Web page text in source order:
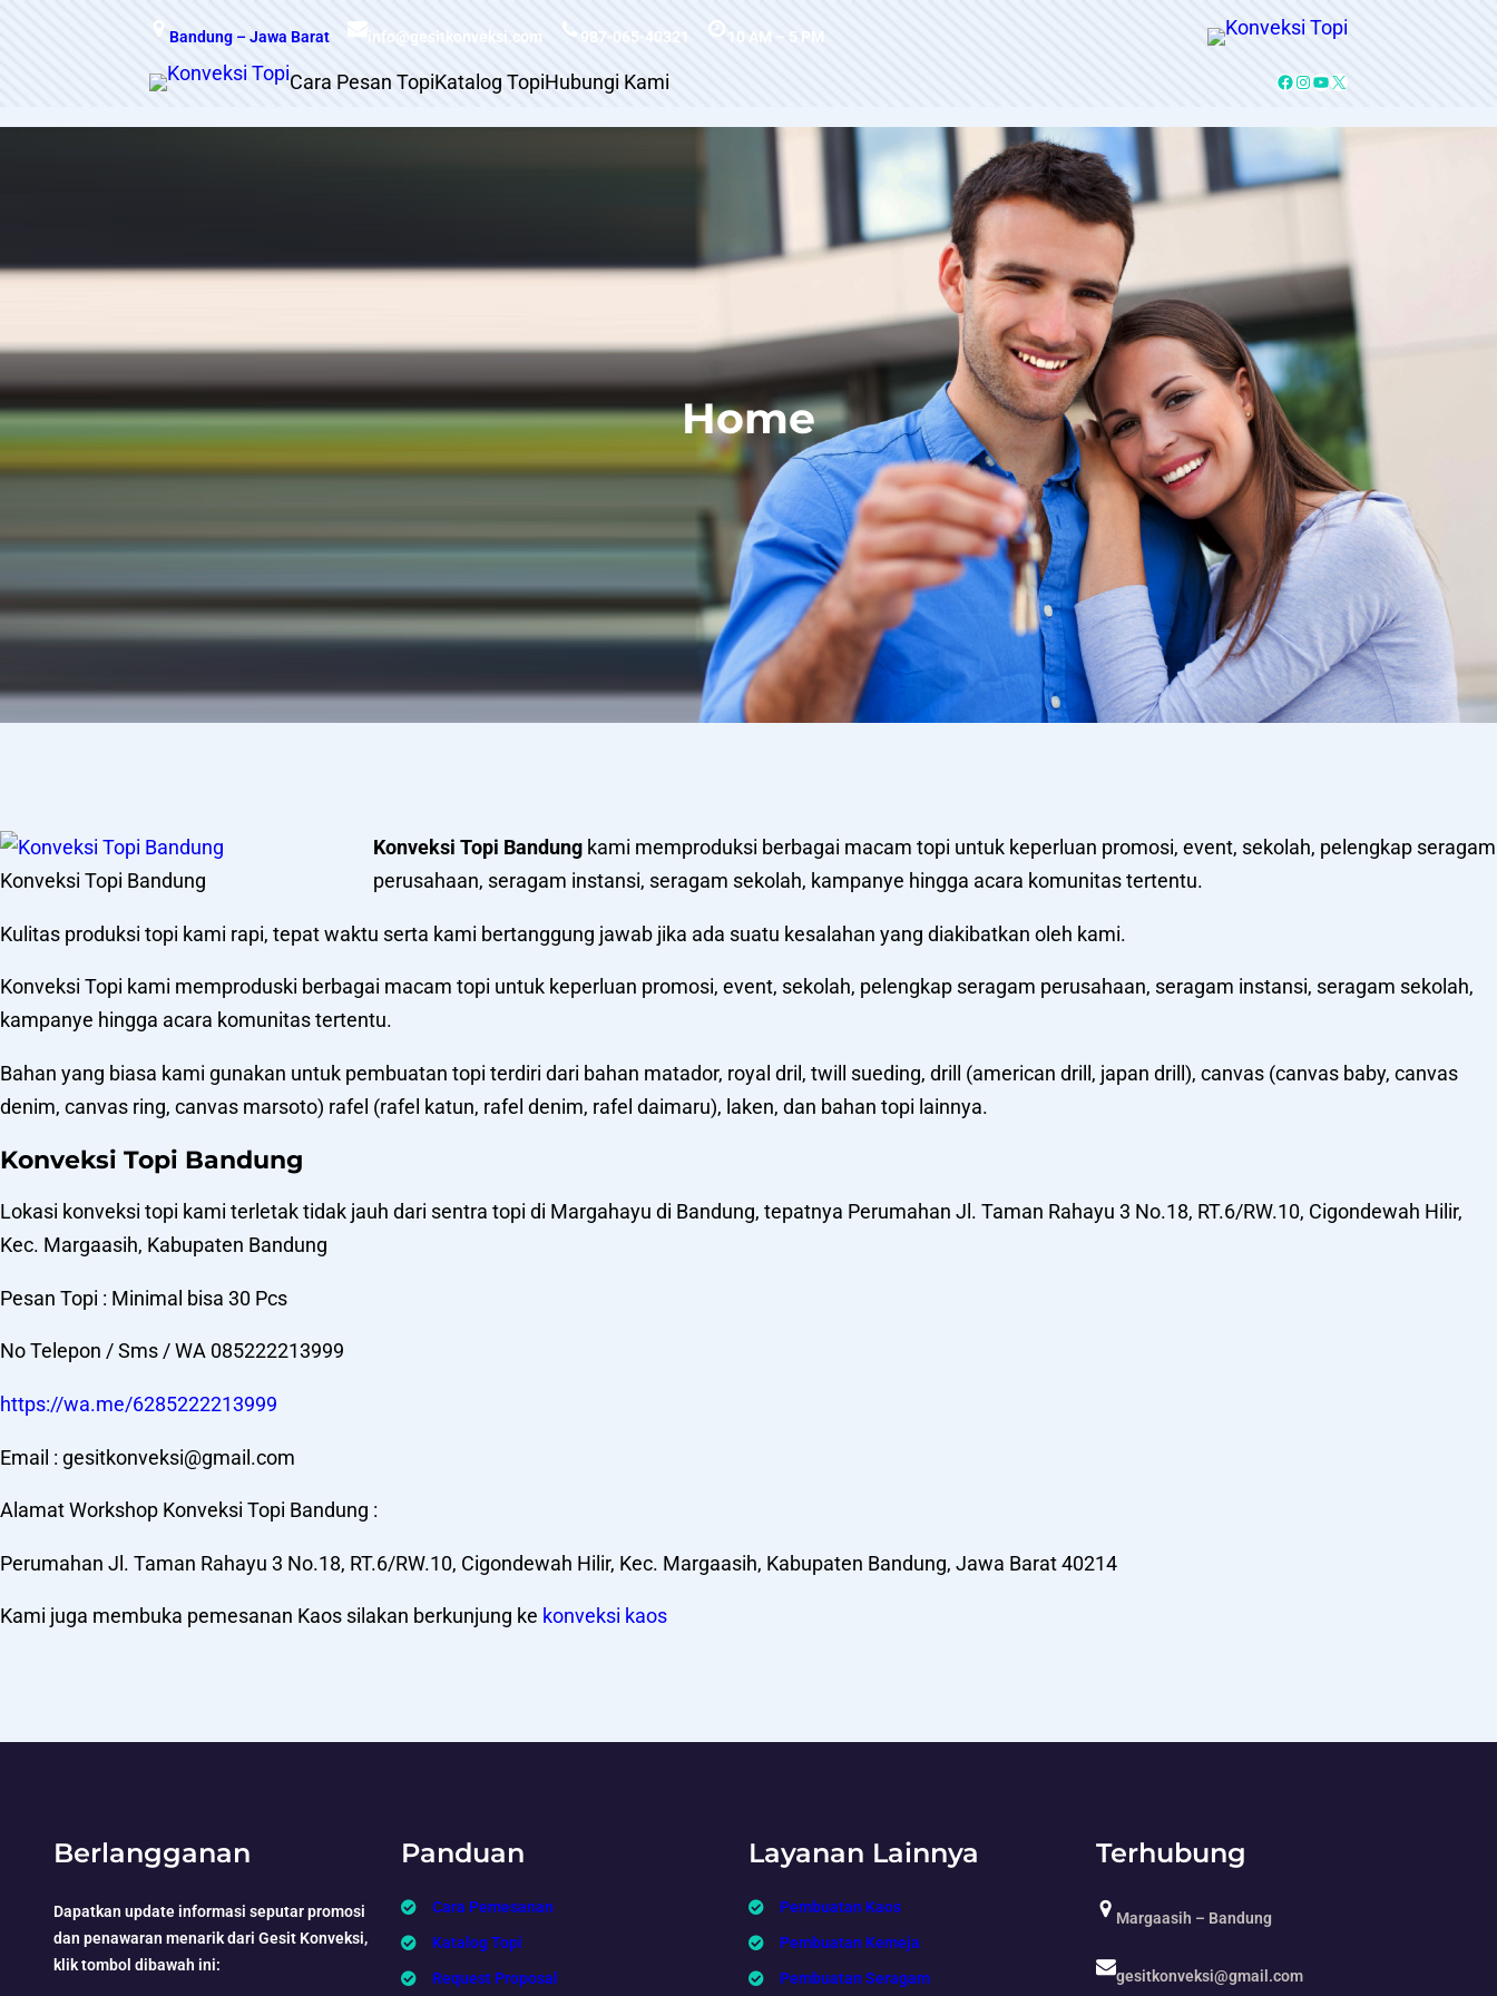
Bandung – Jawa Barat info@gesitkonveksi.com 987-065-40321 10 AM – 5 PM
Cara Pesan Topi Katalog Topi Hubungi Kami Facebook
Instagram
YouTube
X
Home
Konveksi Topi Bandung
Konveksi Topi Bandung kami memproduksi berbagai macam topi untuk keperluan promosi, event, sekolah, pelengkap seragam
perusahaan, seragam instansi, seragam sekolah, kampanye hingga acara komunitas tertentu.
Kulitas produksi topi kami rapi, tepat waktu serta kami bertanggung jawab jika ada suatu kesalahan yang diakibatkan oleh kami.
Konveksi Topi kami memproduski berbagai macam topi untuk keperluan promosi, event, sekolah, pelengkap seragam perusahaan, seragam instansi, seragam sekolah,
kampanye hingga acara komunitas tertentu.
Bahan yang biasa kami gunakan untuk pembuatan topi terdiri dari bahan matador, royal dril, twill sueding, drill (american drill, japan drill), canvas (canvas baby, canvas
denim, canvas ring, canvas marsoto) rafel (rafel katun, rafel denim, rafel daimaru), laken, dan bahan topi lainnya.
Konveksi Topi Bandung
Lokasi konveksi topi kami terletak tidak jauh dari sentra topi di Margahayu di Bandung, tepatnya Perumahan Jl. Taman Rahayu 3 No.18, RT.6/RW.10, Cigondewah Hilir,
Kec. Margaasih, Kabupaten Bandung
Pesan Topi : Minimal bisa 30 Pcs
No Telepon / Sms / WA 085222213999
https://wa.me/6285222213999
Email : gesitkonveksi@gmail.com
Alamat Workshop Konveksi Topi Bandung :
Perumahan Jl. Taman Rahayu 3 No.18, RT.6/RW.10, Cigondewah Hilir, Kec. Margaasih, Kabupaten Bandung, Jawa Barat 40214
Kami juga membuka pemesanan Kaos silakan berkunjung ke konveksi kaos
Berlangganan
Dapatkan update informasi seputar promosi
dan penawaran menarik dari Gesit Konveksi,
klik tombol dibawah ini:
Panduan
Cara Pemesanan
Katalog Topi
Request Proposal
Layanan Lainnya
Pembuatan Kaos
Pembuatan Kemeja
Pembuatan Seragam
Terhubung
Margaasih – Bandung
gesitkonveksi@gmail.com